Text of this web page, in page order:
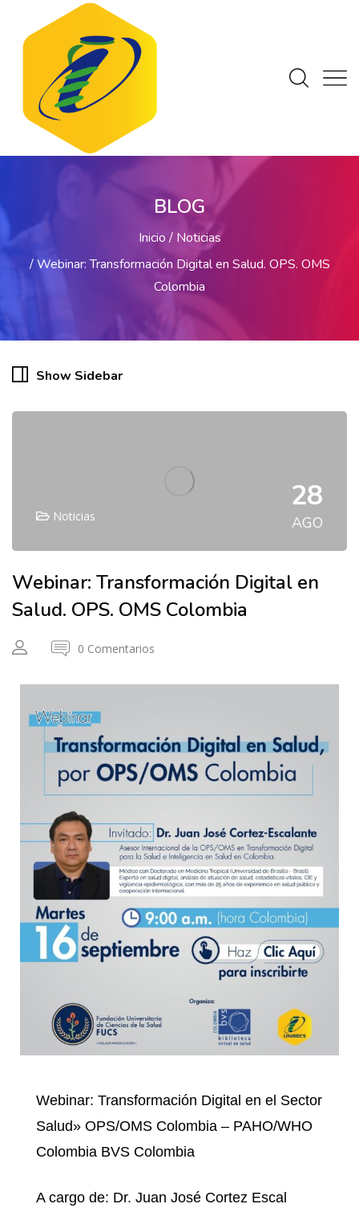
BLOG
Inicio
Noticias
Webinar: Transformación Digital en Salud. OPS. OMS
Colombia
Show Sidebar
Noticias
28
AGO
Webinar: Transformación Digital en
Salud. OPS. OMS Colombia
0 Comentarios
Webinar: Transformación Digital en el Sector
Salud» OPS/OMS Colombia – PAHO/WHO
Colombia BVS Colombia
A cargo de: Dr. Juan José Cortez Escal